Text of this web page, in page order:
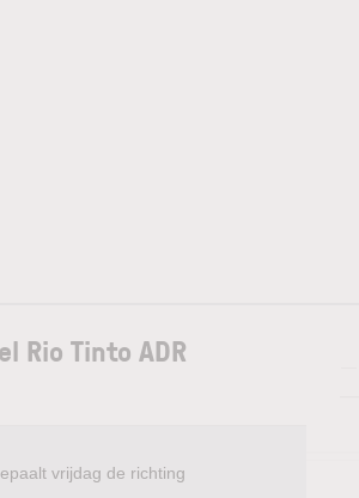
Rio Tinto ADR
vrijdag de richting